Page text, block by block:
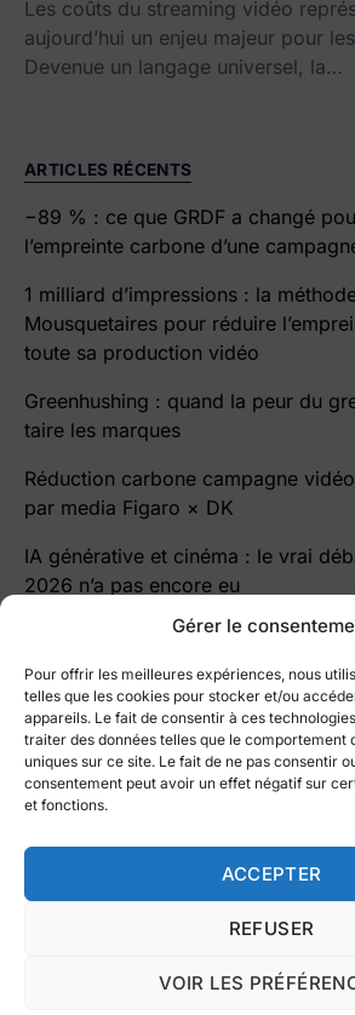
Gérer le
Pour offrir les meilleures expériences, nous
telles que les cookies pour stocker et/ou
appareils. Le fait de consentir à ces
traiter des données telles que le comportement
uniques sur ce site. Le fait de ne pas consentir
consentement peut avoir un effet négatif sur
et fonctions.
ACCEPTER
REFUSER
VOIR LES
Les coûts du streaming vidéo
aujourd’hui un enjeu majeur pour
Devenue un langage universel, la…
ARTICLES RÉCENTS
−89 % : ce que GRDF a changé
l’empreinte carbone d’une
1 milliard d’impressions : la
Mousquetaires pour réduire
toute sa production vidéo
Greenhushing : quand la peur du
taire les marques
Réduction carbone campagne
par media Figaro × DK
IA générative et cinéma : le vrai
2026 n’a pas encore eu
le blog Cutz
Le blog par ©Vidmizer
Intelligence Artificielle
Vidéo
Nous contacter
Conditions Générales
Politique de cookies